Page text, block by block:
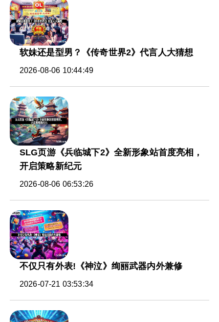
软妹还是型男？《传奇世界2》代言人大猜想
2026-08-06 10:44:49
SLG页游《兵临城下2》全新形象站首度亮相，
开启策略新纪元
2026-08-06 06:53:26
不仅只有外表!《神泣》绚丽武器内外兼修
2026-07-21 03:53:34